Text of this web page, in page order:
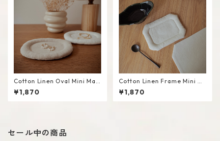
Cotton Linen Oval Mini Mat
#Beige
¥1,870
Cotton Linen Frame Mini M
at #White
¥1,870
セール中の商品